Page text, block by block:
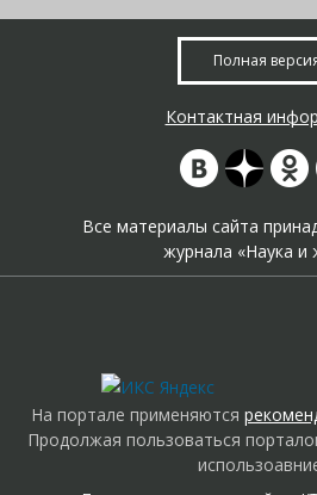
Полная
Контактная
Все материалы сайта
журнала «Наука и
На портале применяются
Продолжая пользоваться